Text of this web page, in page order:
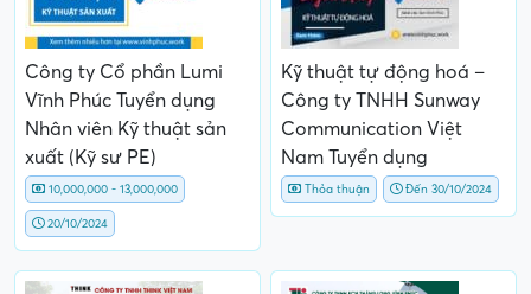
Công ty Cổ phần Lumi
Vĩnh Phúc Tuyển dụng
Nhân viên Kỹ thuật sản
xuất (Kỹ sư PE)
10,000,000 - 13,000,000
20/10/2024
Kỹ thuật tự động hoá –
Công ty TNHH Sunway
Communication Việt
Nam Tuyển dụng
Thỏa thuận Đến 30/10/2024